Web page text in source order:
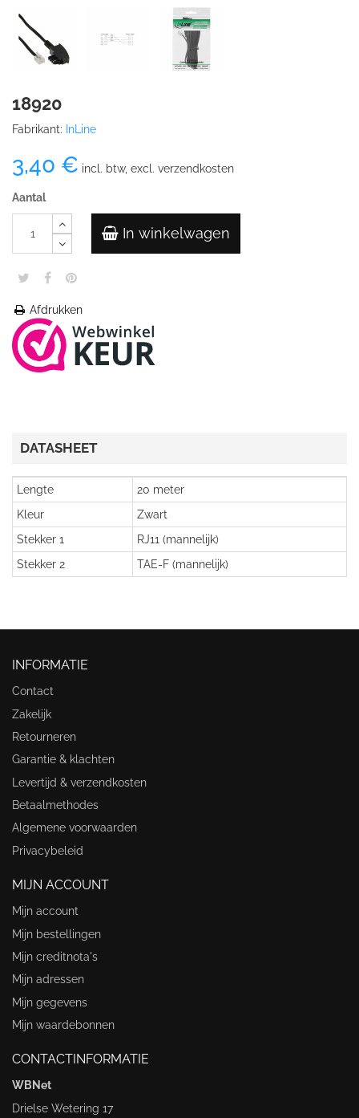
18920
Fabrikant: InLine
3,40 € incl. btw, excl. verzendkosten
Aantal
In winkelwagen
Afdrukken
DATASHEET
Lengte
20 meter
Kleur
Zwart
Stekker 1
RJ11 (mannelijk)
Stekker 2
TAE-F (mannelijk)
INFORMATIE
Contact
Zakelijk
Retourneren
Garantie & klachten
Levertijd & verzendkosten
Betaalmethodes
Algemene voorwaarden
Privacybeleid
MIJN ACCOUNT
Mijn account
Mijn bestellingen
Mijn creditnota's
Mijn adressen
Mijn gegevens
Mijn waardebonnen
CONTACTINFORMATIE
WBNet
Drielse Wetering 17